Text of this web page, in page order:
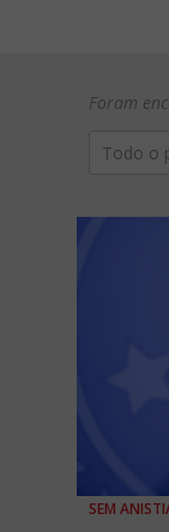
Foram
Todo o
SEM